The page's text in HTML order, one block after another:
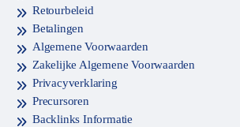
Retourbeleid
Betalingen
Algemene Voorwaarden
Zakelijke Algemene Voorwaarden
Privacyverklaring
Precursoren
Backlinks Informatie